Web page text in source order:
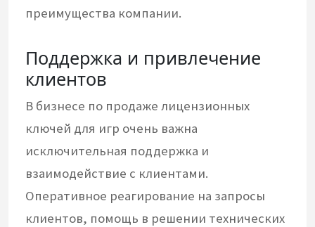
преимущества компании.
Поддержка и привлечение
клиентов
В бизнесе по продаже лицензионных
ключей для игр очень важна
исключительная поддержка и
взаимодействие с клиентами.
Оперативное реагирование на запросы
клиентов, помощь в решении технических